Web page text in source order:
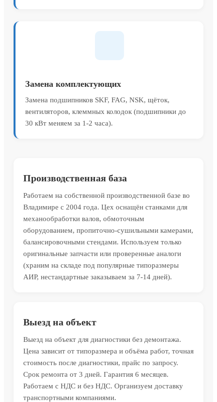
Замена комплектующих
Замена подшипников SKF, FAG, NSK, щёток,
вентиляторов, клеммных колодок (подшипники до
30 кВт меняем за 1-2 часа).
Производственная база
Работаем на собственной производственной базе во
Владимире с 2004 года. Цех оснащён станками для
механообработки валов, обмоточным
оборудованием, пропиточно-сушильными камерами,
балансировочными стендами. Используем только
оригинальные запчасти или проверенные аналоги
(храним на складе под популярные типоразмеры
АИР, нестандартные заказываем за 7-14 дней).
Выезд на объект
Выезд на объект для диагностики без демонтажа.
Цена зависит от типоразмера и объёма работ, точная
стоимость после диагностики, прайс по запросу.
Срок ремонта от 3 дней. Гарантия 6 месяцев.
Работаем с НДС и без НДС. Организуем доставку
транспортными компаниями.